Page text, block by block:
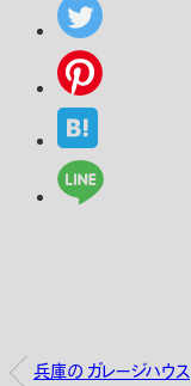
兵庫の ガレージハウス